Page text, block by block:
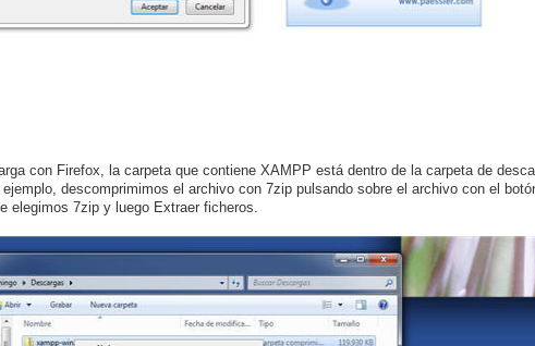
con Firefox, la carpeta que contiene XAMPP está dentro de la carpeta de
descomprimimos el archivo con 7zip pulsando sobre el archivo con el
elegimos 7zip y luego Extraer ficheros.